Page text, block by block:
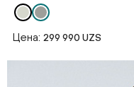
Цена: 299 990 UZS